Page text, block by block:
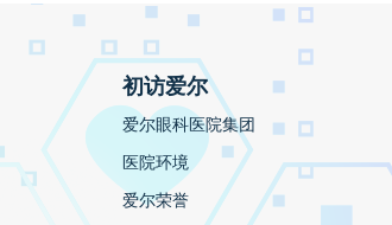
初访爱尔
爱尔眼科医院集团
医院环境
爱尔荣誉